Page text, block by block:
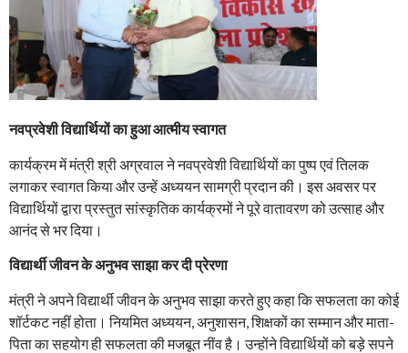
नवप्रवेशी विद्यार्थियों का हुआ आत्मीय स्वागत
कार्यक्रम में मंत्री श्री अग्रवाल ने नवप्रवेशी विद्यार्थियों का पुष्प एवं तिलक
लगाकर स्वागत किया और उन्हें अध्ययन सामग्री प्रदान की। इस अवसर पर
विद्यार्थियों द्वारा प्रस्तुत सांस्कृतिक कार्यक्रमों ने पूरे वातावरण को उत्साह और
आनंद से भर दिया।
विद्यार्थी जीवन के अनुभव साझा कर दी प्रेरणा
मंत्री ने अपने विद्यार्थी जीवन के अनुभव साझा करते हुए कहा कि सफलता का कोई
शॉर्टकट नहीं होता। नियमित अध्ययन, अनुशासन, शिक्षकों का सम्मान और माता-
पिता का सहयोग ही सफलता की मजबूत नींव है। उन्होंने विद्यार्थियों को बड़े सपने